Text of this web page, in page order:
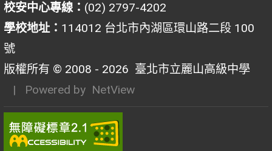
校安中心專線： (02) 2797-4202
學校地址： 114012 台北市內湖區環山路二段 100
號
版權所有 © 2008 - 2026 臺北市立麗山高級中學
| Powered by NetView